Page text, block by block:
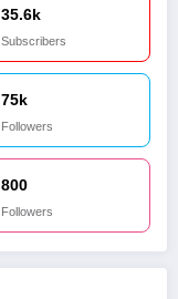
35.6k
Subscribers
75k
Followers
800
Followers